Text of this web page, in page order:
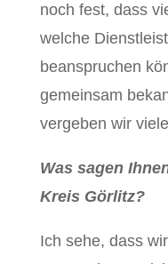
noch fest, dass
welche
beanspruchen
gemeinsam
vergeben wir
Was sagen
Kreis Görlitz?
Ich sehe, dass